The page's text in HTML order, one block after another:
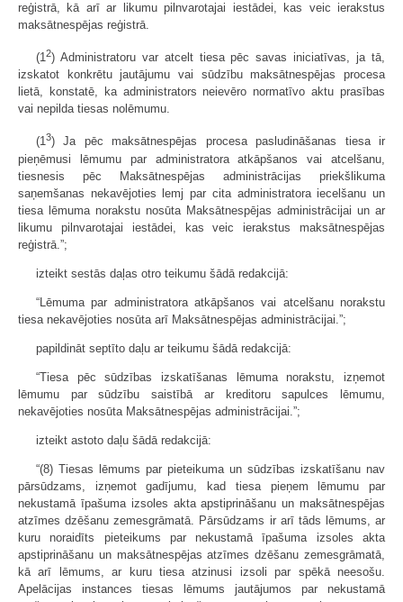
reģistrā, kā arī ar likumu pilnvarotajai iestādei, kas veic ierakstus
maksātnespējas reģistrā.
(12) Administratoru var atcelt tiesa pēc savas iniciatīvas, ja tā,
izskatot konkrētu jautājumu vai sūdzību maksātnespējas procesa
lietā, konstatē, ka administrators neievēro normatīvo aktu prasības
vai nepilda tiesas nolēmumu.
(13) Ja pēc maksātnespējas procesa pasludināšanas tiesa ir
pieņēmusi lēmumu par administratora atkāpšanos vai atcelšanu,
tiesnesis pēc Maksātnespējas administrācijas priekšlikuma
saņemšanas nekavējoties lemj par cita administratora iecelšanu un
tiesa lēmuma norakstu nosūta Maksātnespējas administrācijai un ar
likumu pilnvarotajai iestādei, kas veic ierakstus maksātnespējas
reģistrā.”;
izteikt sestās daļas otro teikumu šādā redakcijā:
“Lēmuma par administratora atkāpšanos vai atcelšanu norakstu
tiesa nekavējoties nosūta arī Maksātnespējas administrācijai.”;
papildināt septīto daļu ar teikumu šādā redakcijā:
“Tiesa pēc sūdzības izskatīšanas lēmuma norakstu, izņemot
lēmumu par sūdzību saistībā ar kreditoru sapulces lēmumu,
nekavējoties nosūta Maksātnespējas administrācijai.”;
izteikt astoto daļu šādā redakcijā:
“(8) Tiesas lēmums par pieteikuma un sūdzības izskatīšanu nav
pārsūdzams, izņemot gadījumu, kad tiesa pieņem lēmumu par
nekustamā īpašuma izsoles akta apstiprināšanu un maksātnespējas
atzīmes dzēšanu zemesgrāmatā. Pārsūdzams ir arī tāds lēmums, ar
kuru noraidīts pieteikums par nekustamā īpašuma izsoles akta
apstiprināšanu un maksātnespējas atzīmes dzēšanu zemesgrāmatā,
kā arī lēmums, ar kuru tiesa atzinusi izsoli par spēkā neesošu.
Apelācijas instances tiesas lēmums jautājumos par nekustamā